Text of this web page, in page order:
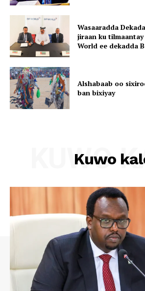
Wasaaradda
jiraan ku tilmaantay
World ee dekadda
Alshabaab oo
ban bixiyay
Kuwo
KUWO